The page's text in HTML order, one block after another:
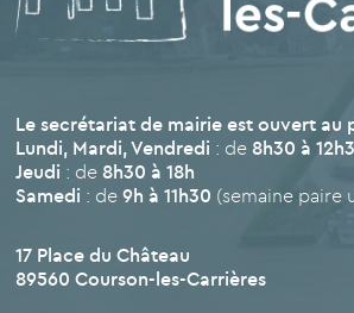
Le secrétariat de mairie est ouvert au
Lundi, Mardi, Vendredi : de 8h30 à
Jeudi : de 8h30 à 18h
Samedi : de9h à 11h30 (semaine paire
17 Place du Château
89560 Courson-les-Carrières